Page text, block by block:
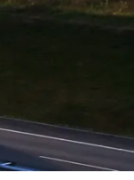
απλών